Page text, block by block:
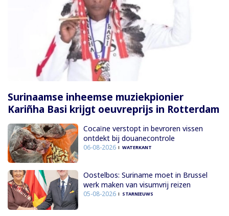
Surinaamse inheemse muziekpionier
Kariñha Basi krijgt oeuvreprijs in Rotterdam
Cocaïne verstopt in bevroren vissen
ontdekt bij douanecontrole
06-08-2026 WATERKANT
Oostelbos: Suriname moet in Brussel
werk maken van visumvrij reizen
05-08-2026 STARNIEUWS